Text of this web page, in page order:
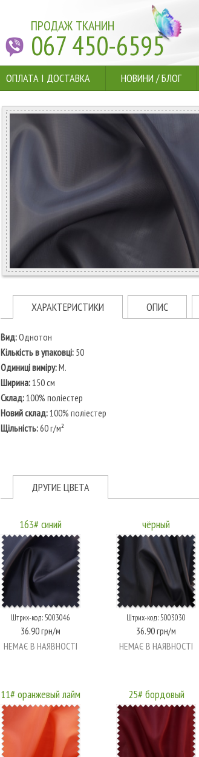
ПРОДАЖ ТКАНИН
067 450-6595
ОПЛАТА І ДОСТАВКА НОВИНИ /БЛОГ
ХАРАКТЕРИСТИКИ ОПИС
Вид:Однотон
Кількість в упаковці: 50
Одиниці виміру:M.
Ширина:150 см
Склад:100% поліестер
Новий склад:100% поліестер
Щільність:60 г/м²
ДРУГИЕ ЦВЕТА
163# синий
Штрих-код: 5003046
36.90 грн/м
НЕМАЄ В НАЯВНОСТІ
чёрный
Штрих-код: 5003030
36.90 грн/м
НЕМАЄ В НАЯВНОСТІ
11# оранжевый лайм 25# бордовый